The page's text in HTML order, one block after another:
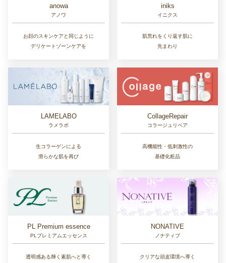
anowa
アノワ
お顔のスキンケアと同じように
デリケートゾーンケアを
iniks
イニクス
肌荒れをくり返す肌に
先まわり
LAMELABO
ラメラボ
生コラーゲンによる
滑らかな肌を再び
CollageRepair
コラージュリペア
高機能性・低刺激性の
基礎化粧品
PL Premium essence
PLプレミアムエッセンス
透明感ある輝く素肌へと導く
NONATIVE
ノナティブ
クリアな頭皮環境へ導く